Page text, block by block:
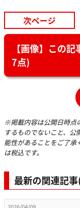
次ページ
【画像】この
7点)
※掲載内容は公開日時点
するものでないこと、
能性があることをご了
は税込です。
最新の関連記